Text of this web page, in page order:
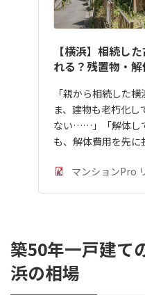
【横浜】相続し
れる？残置物・
「親から相続した
ま、建物も老朽化し
ない……」「解体し
も、解体費用を先
マンションPro
築50年一戸建て
浜の相場